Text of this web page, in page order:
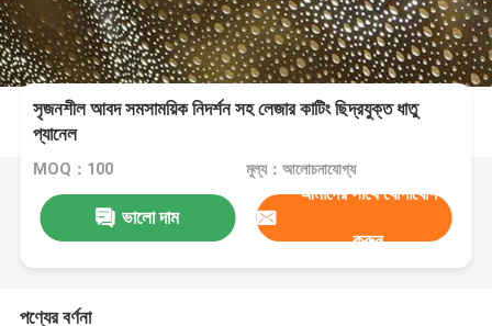
সৃজনশীল আবদ সমসাময়িক নিদর্শন সহ লেজার কাটিং ছিদ্রযুক্ত ধাতু
প্যানেল
MOQ：100 মূল্য：আলোচনাযোগ্য
ভালো দাম
আমাদের সাথে যোগাযোগ
করুন
পণ্যের বর্ণনা